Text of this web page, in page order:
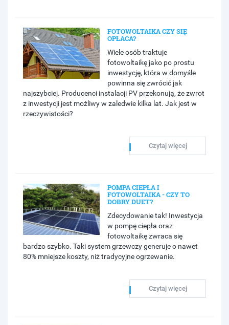
FOTOWOLTAIKA CZY SIĘ
OPŁACA?
Wiele osób traktuje
fotowoltaikę jako po prostu
inwestycję, która w domyśle
powinna się zwrócić jak
najszybciej. Producenci instalacji PV przekonują, że zwrot
z inwestycji jest możliwy w zaledwie kilka lat. Jak jest w
rzeczywistości?
Czytaj więcej
POMPA CIEPŁA I
FOTOWOLTAIKA - CZY TO
DOBRY DUET?
Zdecydowanie tak! Inwestycja
w pompę ciepła oraz
fotowoltaikę zwraca się
bardzo szybko. Taki system grzewczy generuje o nawet
80% mniejsze koszty, niż tradycyjne ogrzewanie.
Czytaj więcej